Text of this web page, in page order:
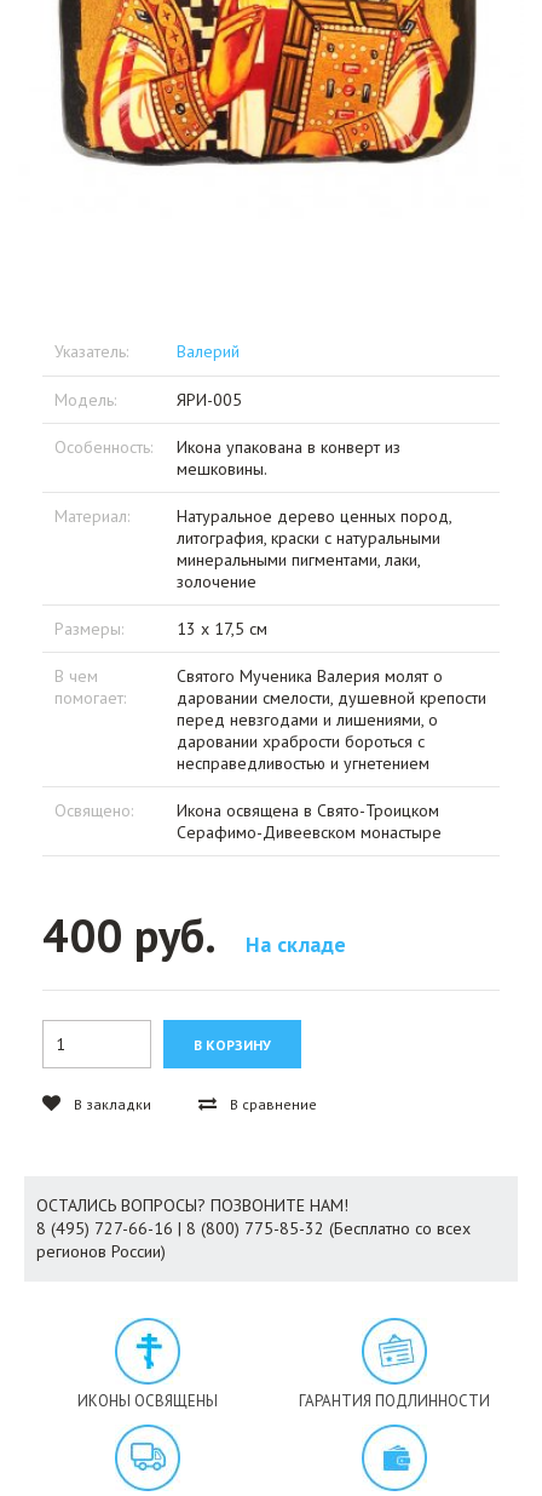
Указатель: Валерий
Модель: ЯРИ-005
Особенность:
Икона упакована в конверт из
мешковины.
Материал:
Натуральное дерево ценных пород,
литография, краски с натуральными
минеральными пигментами, лаки,
золочение
Размеры: 13 х 17,5 см
В чем
помогает:
Святого Мученика Валерия молят о
даровании смелости, душевной крепости
перед невзгодами и лишениями, о
даровании храбрости бороться с
несправедливостью и угнетением
Освящено:
Икона освящена в Свято-Троицком
Серафимо-Дивеевском монастыре
400 руб. На складе
В закладки В сравнение
ОСТАЛИСЬ ВОПРОСЫ? ПОЗВОНИТЕ НАМ!
8 (495) 727-66-16 | 8 (800) 775-85-32 (Бесплатно со всех
регионов России)
ИКОНЫ ОСВЯЩЕНЫ ГАРАНТИЯ ПОДЛИННОСТИ